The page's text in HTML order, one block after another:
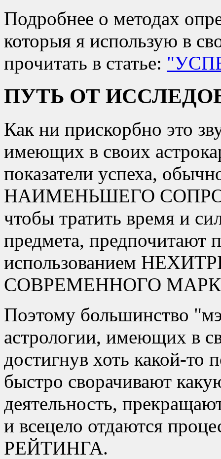
Подробнее о методах
которыя я использую в
прочитать в статье:
ПУТЬ ОТ
Как ни прискорбно это
имеющих в своих
показатели успеха,
НАИМЕНЬШЕГО
чтобы тратить время и
предмета,
использованием
СОВРЕМЕННОГО
Поэтому большинство
астрологии, имеющих в
достигнув хоть какой-то
быстро сворачивают
деятельность,
и всецело отдаются
РЕЙТИНГА.